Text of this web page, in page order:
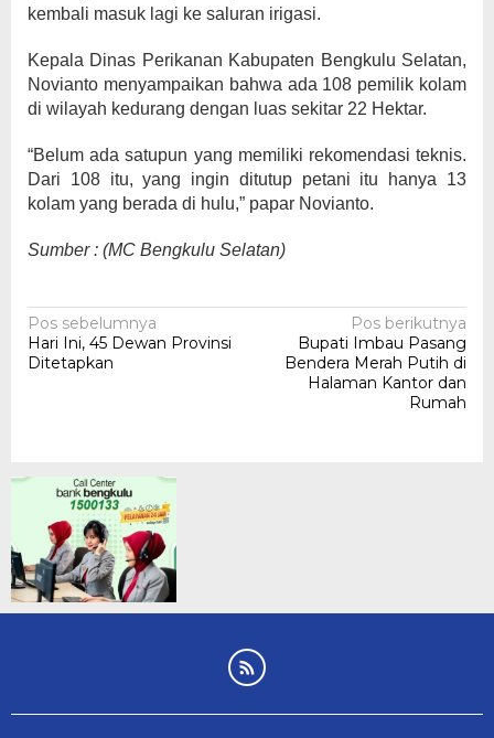
kembali masuk lagi ke saluran irigasi.
Kepala Dinas Perikanan Kabupaten Bengkulu Selatan,
Novianto menyampaikan bahwa ada 108 pemilik kolam
di wilayah kedurang dengan luas sekitar 22 Hektar.
“Belum ada satupun yang memiliki rekomendasi teknis.
Dari 108 itu, yang ingin ditutup petani itu hanya 13
kolam yang berada di hulu,” papar Novianto.
Sumber : (MC Bengkulu Selatan)
Navigasi
pos
Pos sebelumnya
Hari Ini, 45 Dewan Provinsi
Ditetapkan
Pos berikutnya
Bupati Imbau Pasang
Bendera Merah Putih di
Halaman Kantor dan
Rumah